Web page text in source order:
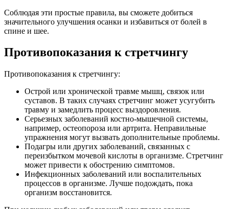
Соблюдая эти простые правила, вы сможете добиться
значительного улучшения осанки и избавиться от болей в
спине и шее.
Противопоказания к стретчингу
Противопоказания к стретчингу:
Острой или хронической травме мышц, связок или
суставов. В таких случаях стретчинг может усугубить
травму и замедлить процесс выздоровления.
Серьезных заболеваний костно-мышечной системы,
например, остеопороза или артрита. Неправильные
упражнения могут вызвать дополнительные проблемы.
Подагры или других заболеваний, связанных с
переизбытком мочевой кислоты в организме. Стретчинг
может привести к обострению симптомов.
Инфекционных заболеваний или воспалительных
процессов в организме. Лучше подождать, пока
организм восстановится.